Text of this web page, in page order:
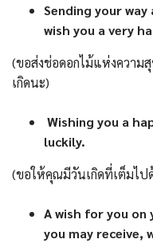
Sending your
wish you a very
(ขอส่งช่อดอกไม้แห่งควา
เกิดนะ)
Wishing you a
luckily.
(ขอให้คุณมีวันเกิดที่เต็มไ
A wish for you
you may receive,